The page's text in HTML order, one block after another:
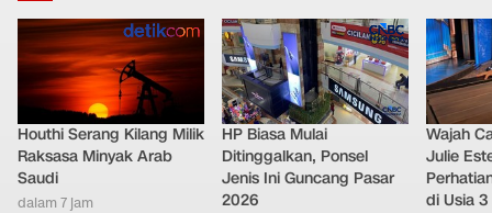
Houthi Serang Kilang Milik
Raksasa Minyak Arab
Saudi
dalam 7 jam
HP Biasa Mulai
Ditinggalkan, Ponsel
Jenis Ini Guncang Pasar
2026
Wajah
Julie
di Usia 3